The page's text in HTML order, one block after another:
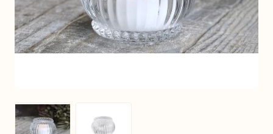
View larger image